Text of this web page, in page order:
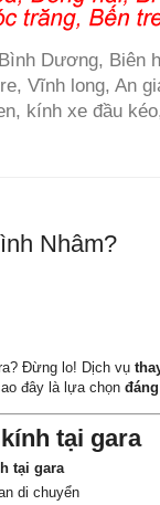
Dương, Biên
Vĩnh long, An
kính xe đầu
Nhâm?
Đừng lo! Dịch vụ
đây là lựa chọn
tại gara
tại gara
di chuyển